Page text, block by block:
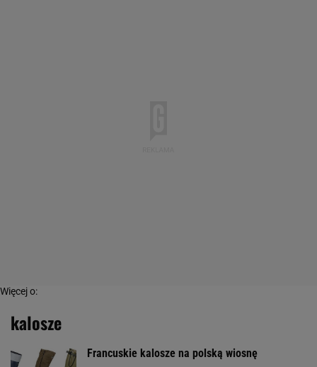
Więcej o:
kalosze
Francuskie kalosze na polską wiosnę